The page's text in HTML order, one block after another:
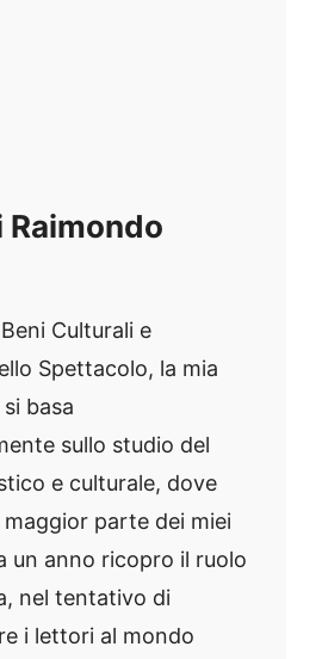
Raimondo
Culturali e
Spettacolo, la mia
basa
sullo studio del
e culturale, dove
parte dei miei
un anno ricopro il ruolo
nel tentativo di
i lettori al mondo